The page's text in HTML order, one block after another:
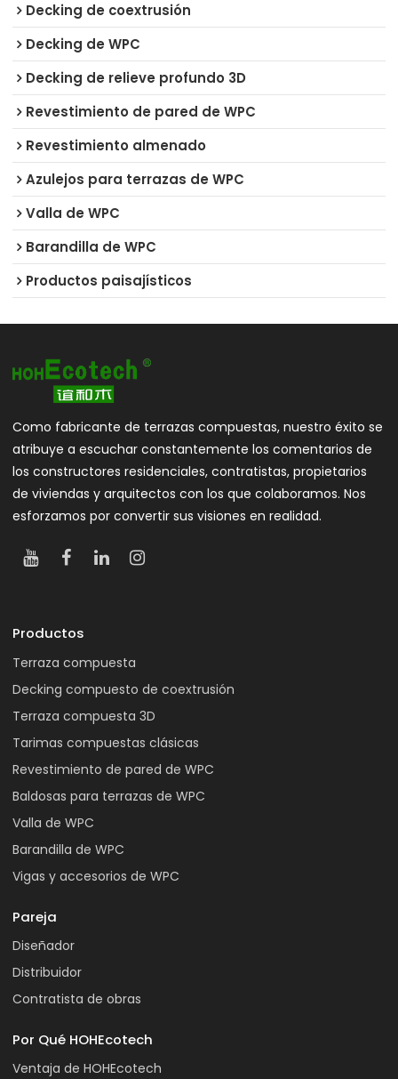
Decking de coextrusión
Decking de WPC
Decking de relieve profundo 3D
Revestimiento de pared de WPC
Revestimiento almenado
Azulejos para terrazas de WPC
Valla de WPC
Barandilla de WPC
Productos paisajísticos
Como fabricante de terrazas compuestas, nuestro éxito se
atribuye a escuchar constantemente los comentarios de
los constructores residenciales, contratistas, propietarios
de viviendas y arquitectos con los que colaboramos. Nos
esforzamos por convertir sus visiones en realidad.
Productos
Terraza compuesta
Decking compuesto de coextrusión
Terraza compuesta 3D
Tarimas compuestas clásicas
Revestimiento de pared de WPC
Baldosas para terrazas de WPC
Valla de WPC
Barandilla de WPC
Vigas y accesorios de WPC
Pareja
Diseñador
Distribuidor
Contratista de obras
Por Qué HOHEcotech
Ventaja de HOHEcotech